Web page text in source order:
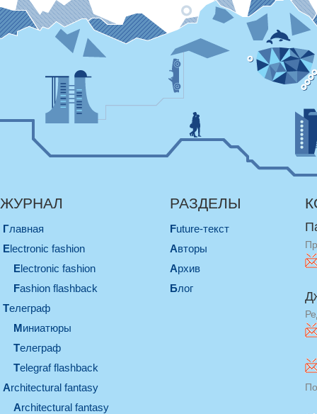
ЖУРНАЛ
Главная
electronic fashion
electronic fashion
Fashion flashback
телеграф
миниатюры
телеграф
Telegraf flashback
architectural fantasy
architectural fantasy
РАЗДЕЛЫ
Future-текст
Авторы
Архив
Блог